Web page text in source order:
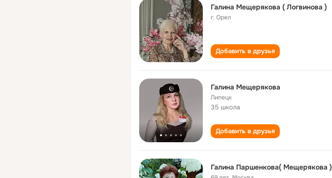
Галина Мещерякова ( Логвинова )
г. Орел
Добавить в друзья
Галина Мещерякова
Липецк
35 школа
Добавить в друзья
Галина Паршенкова( Мещерякова )